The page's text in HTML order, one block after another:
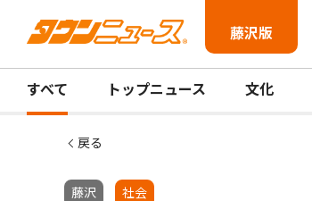
藤沢版
すべて トップニュース 文化
戻る
藤沢 社会